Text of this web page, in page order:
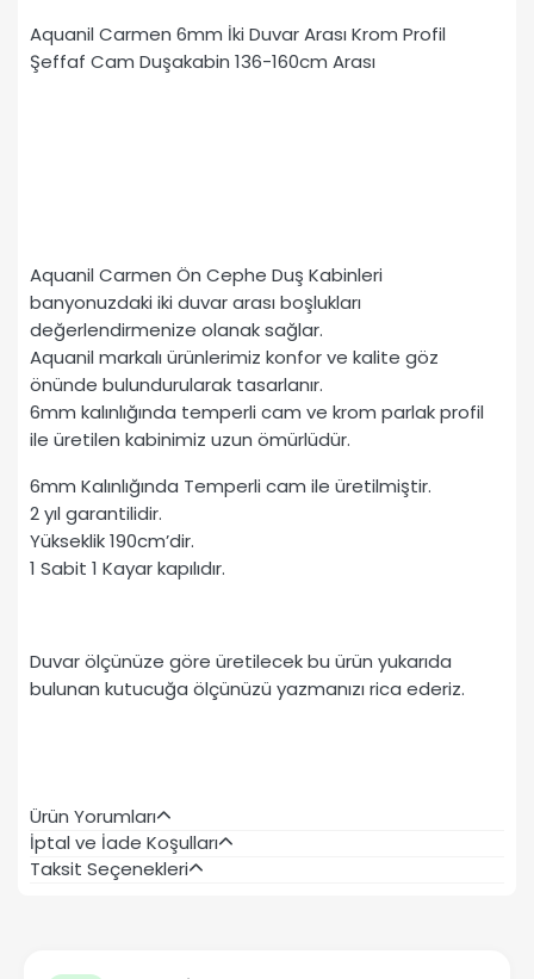
Aquanil Carmen 6mm İki Duvar Arası Krom Profil
Şeffaf Cam Duşakabin 136-160cm Arası
Aquanil Carmen Ön Cephe Duş Kabinleri
banyonuzdaki iki duvar arası boşlukları
değerlendirmenize olanak sağlar.
Aquanil markalı ürünlerimiz konfor ve kalite göz
önünde bulundurularak tasarlanır.
6mm kalınlığında temperli cam ve krom parlak profil
ile üretilen kabinimiz uzun ömürlüdür.
6mm Kalınlığında Temperli cam ile üretilmiştir.
2 yıl garantilidir.
Yükseklik 190cm’dir.
1 Sabit 1 Kayar kapılıdır.
Duvar ölçünüze göre üretilecek bu ürün yukarıda
bulunan kutucuğa ölçünüzü yazmanızı rica ederiz.
Ürün Yorumları
İptal ve İade Koşulları
Taksit Seçenekleri